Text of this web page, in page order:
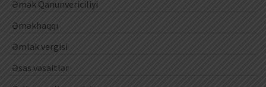
Əmək Qanunvericiliyi
Əməkhaqqı
Əmlak vergisi
Əsas vəsaitlər